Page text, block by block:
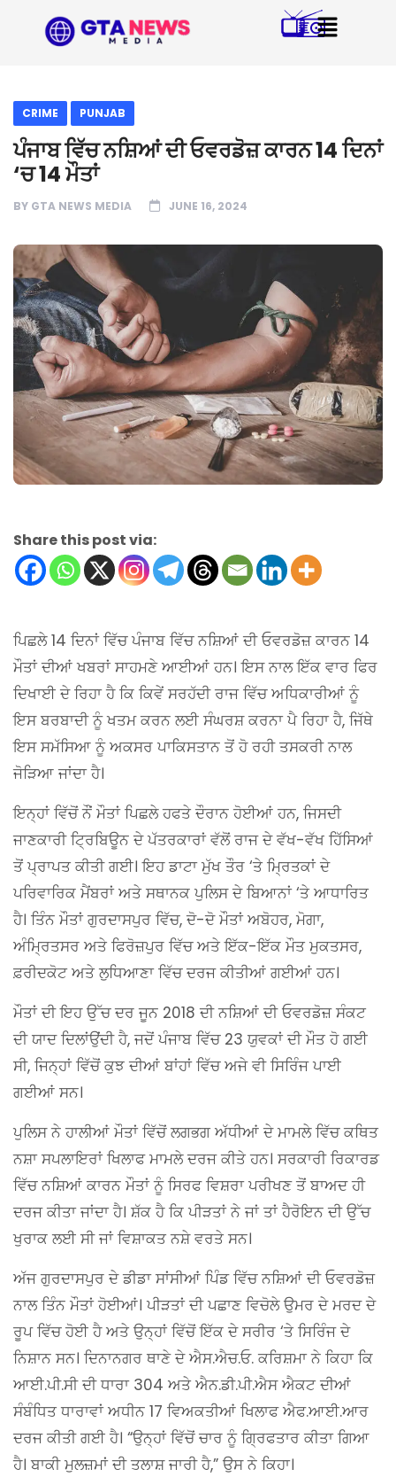
CRIME PUNJAB
ਪੰਜਾਬ ਵਿੱਚ ਨਸ਼ਿਆਂ ਦੀ ਓਵਰਡੋਜ਼ ਕਾਰਨ 14 ਦਿਨਾਂ
‘ਚ 14 ਮੌਤਾਂ
BY GTA NEWS MEDIA JUNE 16, 2024
Share this post via:
ਪਿਛਲੇ 14 ਦਿਨਾਂ ਵਿੱਚ ਪੰਜਾਬ ਵਿੱਚ ਨਸ਼ਿਆਂ ਦੀ ਓਵਰਡੋਜ਼ ਕਾਰਨ 14
ਮੌਤਾਂ ਦੀਆਂ ਖਬਰਾਂ ਸਾਹਮਣੇ ਆਈਆਂ ਹਨ। ਇਸ ਨਾਲ ਇੱਕ ਵਾਰ ਫਿਰ
ਦਿਖਾਈ ਦੇ ਰਿਹਾ ਹੈ ਕਿ ਕਿਵੇਂ ਸਰਹੱਦੀ ਰਾਜ ਵਿੱਚ ਅਧਿਕਾਰੀਆਂ ਨੂੰ
ਇਸ ਬਰਬਾਦੀ ਨੂੰ ਖਤਮ ਕਰਨ ਲਈ ਸੰਘਰਸ਼ ਕਰਨਾ ਪੈ ਰਿਹਾ ਹੈ, ਜਿੱਥੇ
ਇਸ ਸਮੱਸਿਆ ਨੂੰ ਅਕਸਰ ਪਾਕਿਸਤਾਨ ਤੋਂ ਹੋ ਰਹੀ ਤਸਕਰੀ ਨਾਲ
ਜੋੜਿਆ ਜਾਂਦਾ ਹੈ।
ਇਨ੍ਹਾਂ ਵਿੱਚੋਂ ਨੌਂ ਮੌਤਾਂ ਪਿਛਲੇ ਹਫਤੇ ਦੌਰਾਨ ਹੋਈਆਂ ਹਨ, ਜਿਸਦੀ
ਜਾਣਕਾਰੀ ਟ੍ਰਿਬਿਊਨ ਦੇ ਪੱਤਰਕਾਰਾਂ ਵੱਲੋਂ ਰਾਜ ਦੇ ਵੱਖ-ਵੱਖ ਹਿੱਸਿਆਂ
ਤੋਂ ਪ੍ਰਾਪਤ ਕੀਤੀ ਗਈ। ਇਹ ਡਾਟਾ ਮੁੱਖ ਤੌਰ ‘ਤੇ ਮ੍ਰਿਤਕਾਂ ਦੇ
ਪਰਿਵਾਰਿਕ ਮੈਂਬਰਾਂ ਅਤੇ ਸਥਾਨਕ ਪੁਲਿਸ ਦੇ ਬਿਆਨਾਂ ‘ਤੇ ਆਧਾਰਿਤ
ਹੈ। ਤਿੰਨ ਮੌਤਾਂ ਗੁਰਦਾਸਪੁਰ ਵਿੱਚ, ਦੋ-ਦੋ ਮੌਤਾਂ ਅਬੋਹਰ, ਮੋਗਾ,
ਅੰਮ੍ਰਿਤਸਰ ਅਤੇ ਫਿਰੋਜ਼ਪੁਰ ਵਿੱਚ ਅਤੇ ਇੱਕ-ਇੱਕ ਮੌਤ ਮੁਕਤਸਰ,
ਫ਼ਰੀਦਕੋਟ ਅਤੇ ਲੁਧਿਆਣਾ ਵਿੱਚ ਦਰਜ ਕੀਤੀਆਂ ਗਈਆਂ ਹਨ।
ਮੌਤਾਂ ਦੀ ਇਹ ਉੱਚ ਦਰ ਜੂਨ 2018 ਦੀ ਨਸ਼ਿਆਂ ਦੀ ਓਵਰਡੋਜ਼ ਸੰਕਟ
ਦੀ ਯਾਦ ਦਿਲਾਂਉਂਦੀ ਹੈ, ਜਦੋਂ ਪੰਜਾਬ ਵਿੱਚ 23 ਯੁਵਕਾਂ ਦੀ ਮੌਤ ਹੋ ਗਈ
ਸੀ, ਜਿਨ੍ਹਾਂ ਵਿੱਚੋਂ ਕੁਝ ਦੀਆਂ ਬਾਂਹਾਂ ਵਿੱਚ ਅਜੇ ਵੀ ਸਿਰਿੰਜ ਪਾਈ
ਗਈਆਂ ਸਨ।
ਪੁਲਿਸ ਨੇ ਹਾਲੀਆਂ ਮੌਤਾਂ ਵਿੱਚੋਂ ਲਗਭਗ ਅੱਧੀਆਂ ਦੇ ਮਾਮਲੇ ਵਿੱਚ ਕਥਿਤ
ਨਸ਼ਾ ਸਪਲਾਇਰਾਂ ਖਿਲਾਫ ਮਾਮਲੇ ਦਰਜ ਕੀਤੇ ਹਨ। ਸਰਕਾਰੀ ਰਿਕਾਰਡ
ਵਿੱਚ ਨਸ਼ਿਆਂ ਕਾਰਨ ਮੌਤਾਂ ਨੂੰ ਸਿਰਫ ਵਿਸ਼ਰਾ ਪਰੀਖਣ ਤੋਂ ਬਾਅਦ ਹੀ
ਦਰਜ ਕੀਤਾ ਜਾਂਦਾ ਹੈ। ਸ਼ੱਕ ਹੈ ਕਿ ਪੀੜਤਾਂ ਨੇ ਜਾਂ ਤਾਂ ਹੈਰੋਇਨ ਦੀ ਉੱਚ
ਖੁਰਾਕ ਲਈ ਸੀ ਜਾਂ ਵਿਸ਼ਾਕਤ ਨਸ਼ੇ ਵਰਤੇ ਸਨ।
ਅੱਜ ਗੁਰਦਾਸਪੁਰ ਦੇ ਡੀਡਾ ਸਾਂਸੀਆਂ ਪਿੰਡ ਵਿੱਚ ਨਸ਼ਿਆਂ ਦੀ ਓਵਰਡੋਜ਼
ਨਾਲ ਤਿੰਨ ਮੌਤਾਂ ਹੋਈਆਂ। ਪੀੜਤਾਂ ਦੀ ਪਛਾਣ ਵਿਚੋਲੇ ਉਮਰ ਦੇ ਮਰਦ ਦੇ
ਰੂਪ ਵਿੱਚ ਹੋਈ ਹੈ ਅਤੇ ਉਨ੍ਹਾਂ ਵਿੱਚੋਂ ਇੱਕ ਦੇ ਸਰੀਰ ‘ਤੇ ਸਿਰਿੰਜ ਦੇ
ਨਿਸ਼ਾਨ ਸਨ। ਦਿਨਾਨਗਰ ਥਾਣੇ ਦੇ ਐਸ.ਐਚ.ਓ. ਕਰਿਸ਼ਮਾ ਨੇ ਕਿਹਾ ਕਿ
ਆਈ.ਪੀ.ਸੀ ਦੀ ਧਾਰਾ 304 ਅਤੇ ਐਨ.ਡੀ.ਪੀ.ਐਸ ਐਕਟ ਦੀਆਂ
ਸੰਬੰਧਿਤ ਧਾਰਾਵਾਂ ਅਧੀਨ 17 ਵਿਅਕਤੀਆਂ ਖਿਲਾਫ ਐਫ.ਆਈ.ਆਰ
ਦਰਜ ਕੀਤੀ ਗਈ ਹੈ। “ਉਨ੍ਹਾਂ ਵਿੱਚੋਂ ਚਾਰ ਨੂੰ ਗ੍ਰਿਫਤਾਰ ਕੀਤਾ ਗਿਆ
ਹੈ। ਬਾਕੀ ਮੁਲਜ਼ਮਾਂ ਦੀ ਤਲਾਸ਼ ਜਾਰੀ ਹੈ,” ਉਸ ਨੇ ਕਿਹਾ।